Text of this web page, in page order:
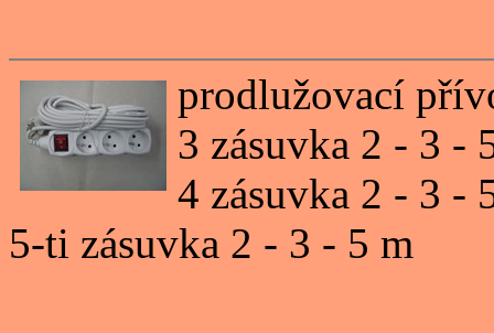
prodlužovací
3 zásuvka 2 - 3 -
4 zásuvka 2 - 3 -
5-ti zásuvka 2 - 3 - 5 m